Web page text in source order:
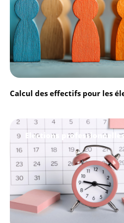
Calcul des effectifs pour les
Elections professionnelles